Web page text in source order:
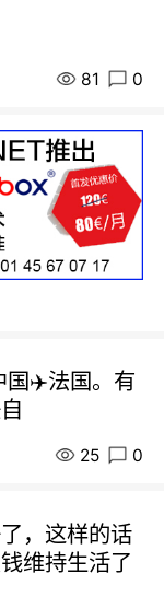
81 0
国✈️法国。有
25 0
，这样的话
维持生活了